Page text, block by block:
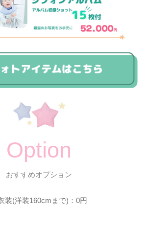
Option
おすすめオプション
装(洋装160cmまで)：0円